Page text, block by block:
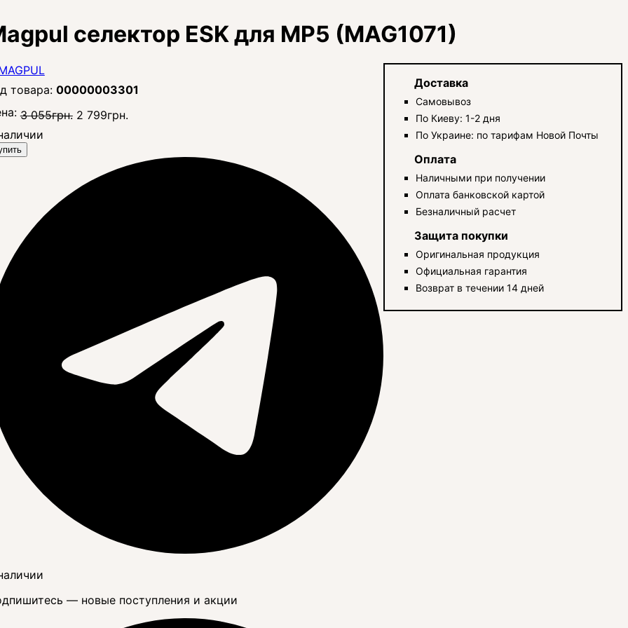
селектор ESK для MP5 (MAG1071)
00000003301
3 055грн. 2 799грн.
— новые поступления и акции
Доставка
Самовывоз
По Киеву: 1-2 дня
По Украине: по тарифам Новой Почты
Оплата
Наличными при получении
Оплата банковской картой
Безналичный расчет
Защита покупки
Оригинальная продукция
Официальная гарантия
Возврат в течении 14 дней